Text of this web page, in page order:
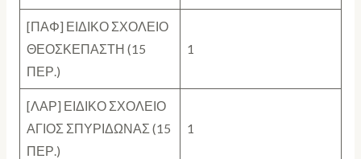
[ΠΑΦ] ΕΙΔΙΚΟ ΣΧΟΛΕΙΟ
ΘΕΟΣΚΕΠΑΣΤΗ (15
ΠΕΡ.)
1
[ΛΑΡ] ΕΙΔΙΚΟ ΣΧΟΛΕΙΟ
ΑΓΙΟΣ ΣΠΥΡΙΔΩΝΑΣ (15
ΠΕΡ.)
1